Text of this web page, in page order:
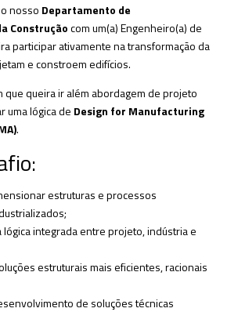
nosso Departamento de
Construçãocom um(a) Engenheiro(a) de
participar ativamente na transformação da
e constroem edifícios.
que queira ir além abordagem de projeto
uma lógica de Design for Manufacturing
.
estruturas e processos
lógica integrada entre projeto, indústria e
estruturais mais eficientes, racionais
de soluções técnicas